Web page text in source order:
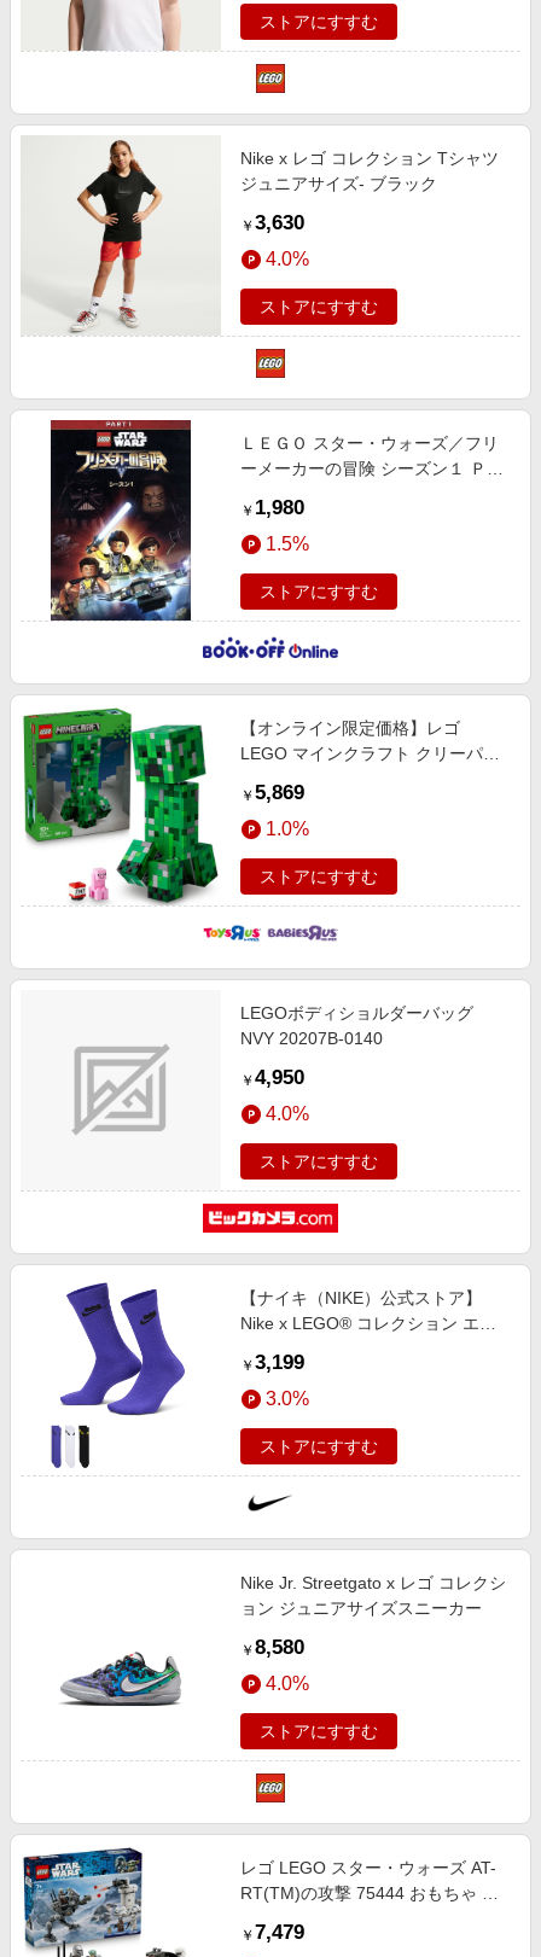
ストアにすすむ
Nike x レゴ コレクション Tシャツ
ジュニアサイズ- ブラック
￥ 3,630
4.0%
ストアにすすむ
ＬＥＧＯ スター・ウォーズ／フリ
ーメーカーの冒険 シーズン１ ＰＡ
￥ 1,980
1.5%
ストアにすすむ
【オンライン限定価格】レゴ
LEGO マインクラフト クリーパー
ゼント ブロック 10歳 11歳 12歳
￥ 5,869
1.0%
ストアにすすむ
LEGOボディショルダーバッグ
NVY 20207B-0140
￥ 4,950
4.0%
ストアにすすむ
【ナイキ（NIKE）公式ストア】
Nike x LEGO® コレクション エブ
クス (3足) HV9635-903 マルチカラ
ー
￥ 3,199
3.0%
ストアにすすむ
Nike Jr. Streetgato x レゴ コレクシ
ョン ジュニアサイズスニーカー
￥ 8,580
4.0%
ストアにすすむ
レゴ LEGO スター・ウォーズ AT-
RT(TM)の攻撃 75444 おもちゃ 玩
￥ 7,479